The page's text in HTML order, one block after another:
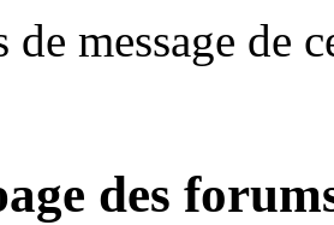
de message de
des